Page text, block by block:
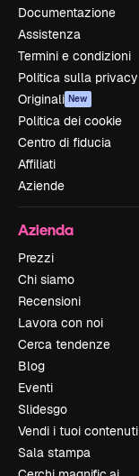
Documentazione
Assistenza
Termini e condizioni
Politica sulla privacy
Originali New
Politica dei cookie
Centro di fiducia
Affiliati
Aziende
Azienda
Prezzi
Chi siamo
Recensioni
Lavora con noi
Cerca tendenze
Blog
Eventi
Slidesgo
Vendi i tuoi contenuti
Sala stampa